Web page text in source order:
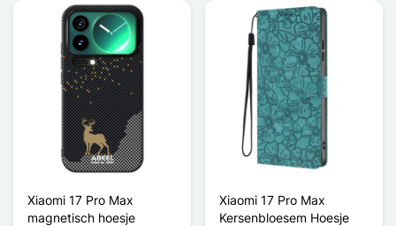
Xiaomi 17 Pro Max
magnetisch hoesje
Xiaomi 17 Pro Max
Kersenbloesem Hoesje